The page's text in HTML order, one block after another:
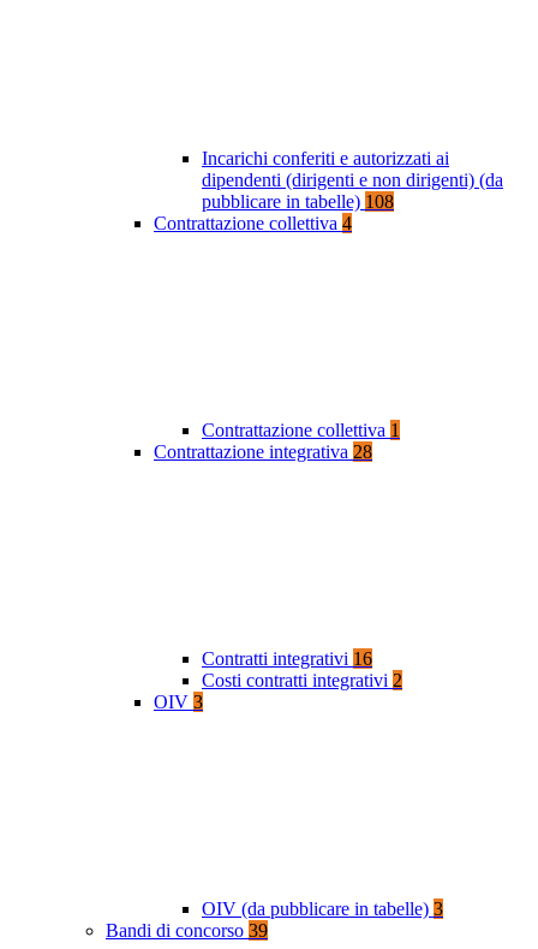
Incarichi conferiti e autorizzati ai
dipendenti (dirigenti e non dirigenti) (da
pubblicare in tabelle) 108
Contrattazione collettiva 4
Contrattazione collettiva 1
Contrattazione integrativa 28
Contratti integrativi 16
Costi contratti integrativi 2
OIV 3
OIV (da pubblicare in tabelle) 3
Bandi di concorso 39